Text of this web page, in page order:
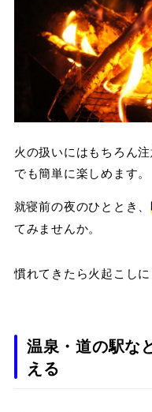
火の扱いにはもちろん
でも簡単に楽しめます。
就寝前の夜のひととき、
てみませんか。
慣れてきたら火起こし
温泉・道の駅な
える